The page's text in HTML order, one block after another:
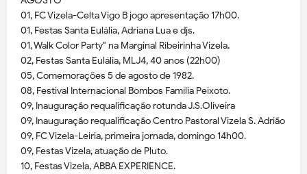
01, FC Vizela-Celta Vigo B jogo apresentação 17h00.
01, Festas Santa Eulália, Adriana Lua e djs.
01, Walk Color Party" na Marginal Ribeirinha Vizela.
02, Festas Santa Eulália, MLJ4, 40 anos (22h00)
05, Comemorações 5 de agosto de 1982.
08, Festival Internacional Bombos Família Peixoto.
09, Inauguração requalificação rotunda J.S.Oliveira
09, Inauguração requalificação Centro Pastoral Vizela S. Adrião
09, FC Vizela-Leiria, primeira jornada, domingo 14h00.
09, Festas Vizela, atuação de Pluto.
10, Festas Vizela, ABBA EXPERIENCE.